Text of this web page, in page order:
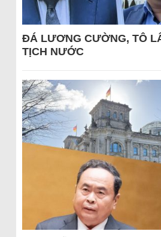
ĐÁ LƯƠNG CƯỜNG, TÔ
TỊCH NƯỚC